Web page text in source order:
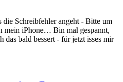
die Schreibfehler angeht - Bitte um
mein iPhone… Bin mal gespannt,
bald bessert - für jetzt isses mir